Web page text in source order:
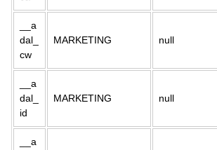
__a
dal_
cw
MARKETING null
__a
dal_
id
MARKETING null
__a